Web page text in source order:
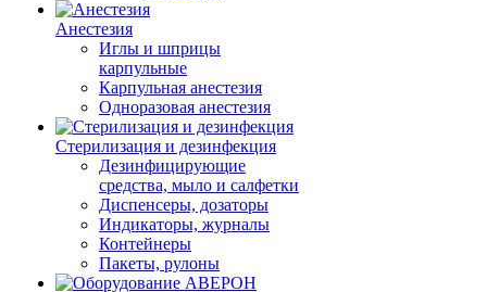
Анестезия
Иглы и шприцы
карпульные
Карпульная анестезия
Одноразовая анестезия
Стерилизация и дезинфекция
Дезинфицирующие
средства, мыло и салфетки
Диспенсеры, дозаторы
Индикаторы, журналы
Контейнеры
Пакеты, рулоны